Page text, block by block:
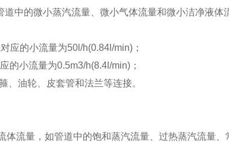
中的微小蒸汽流量、微小气体流量和微小洁净液体
应的小流量为50l/h(0.84l/min)；
的小流量为0.5m3/h(8.4l/min)；
、油轮、皮套管和法兰等连接。
流量，如管道中的饱和蒸汽流量、过热蒸汽流量、